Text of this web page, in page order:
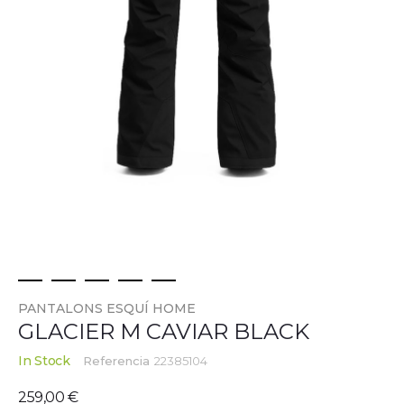
to
the
beginning
of
the
PANTALONS ESQUÍ HOME
GLACIER M CAVIAR BLACK
In Stock Referencia 22385104
259,00 €